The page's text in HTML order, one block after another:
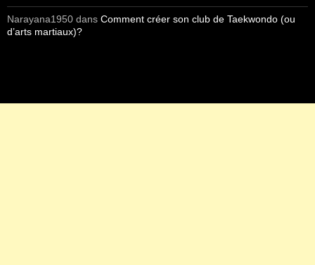
Narayana1950 dans Comment créer son club de Taekwondo (ou
d’arts martiaux)?